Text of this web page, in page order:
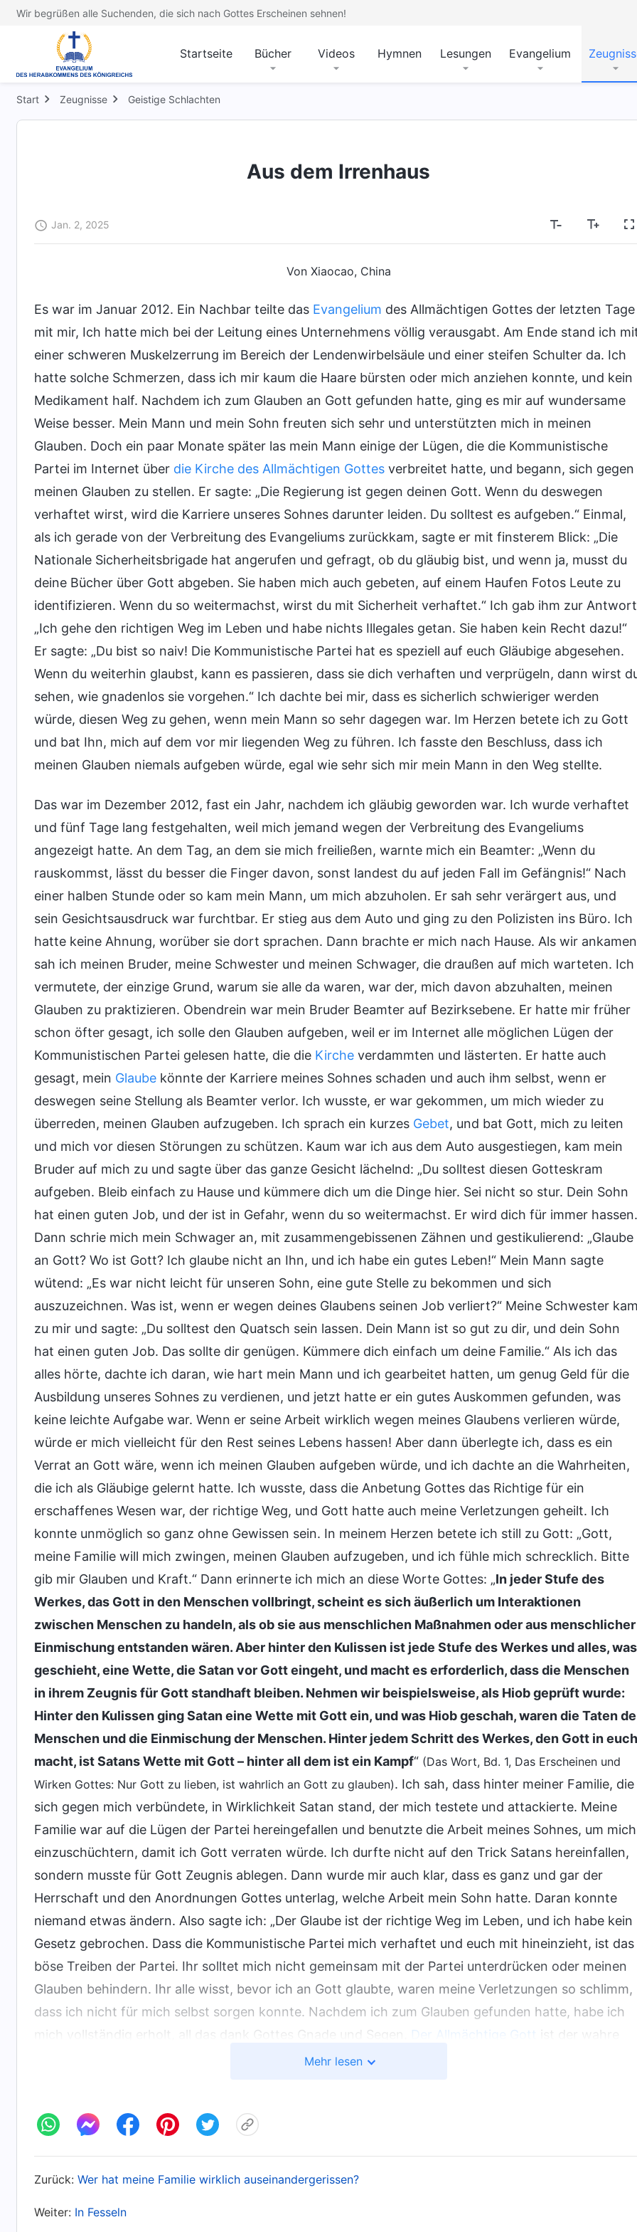
Wir begrüßen alle Suchenden, die sich nach Gottes Erscheinen sehnen!
Startseite Bücher Videos Hymnen Lesungen Evangelium
Start Zeugnisse Geistige Schlachten
Aus dem Irrenhaus
Jan. 2, 2025
Von Xiaocao, China
Es war im Januar 2012. Ein Nachbar teilte das Evangelium des Allmächtigen Gottes der letzten Tage
mit mir, Ich hatte mich bei der Leitung eines Unternehmens völlig verausgabt. Am Ende stand ich
einer schweren Muskelzerrung im Bereich der Lendenwirbelsäule und einer steifen Schulter da. Ich
hatte solche Schmerzen, dass ich mir kaum die Haare bürsten oder mich anziehen konnte, und kein
Medikament half. Nachdem ich zum Glauben an Gott gefunden hatte, ging es mir auf wundersame
Weise besser. Mein Mann und mein Sohn freuten sich sehr und unterstützten mich in meinen
Glauben. Doch ein paar Monate später las mein Mann einige der Lügen, die die Kommunistische
Partei im Internet über die Kirche des Allmächtigen Gottes verbreitet hatte, und begann, sich gegen
meinen Glauben zu stellen. Er sagte: „Die Regierung ist gegen deinen Gott. Wenn du deswegen
verhaftet wirst, wird die Karriere unseres Sohnes darunter leiden. Du solltest es aufgeben.“ Einmal,
als ich gerade von der Verbreitung des Evangeliums zurückkam, sagte er mit finsterem Blick: „Die
Nationale Sicherheitsbrigade hat angerufen und gefragt, ob du gläubig bist, und wenn ja, musst du
deine Bücher über Gott abgeben. Sie haben mich auch gebeten, auf einem Haufen Fotos Leute zu
identifizieren. Wenn du so weitermachst, wirst du mit Sicherheit verhaftet.“ Ich gab ihm zur
„Ich gehe den richtigen Weg im Leben und habe nichts Illegales getan. Sie haben kein Recht dazu!“
Er sagte: „Du bist so naiv! Die Kommunistische Partei hat es speziell auf euch Gläubige abgesehen.
Wenn du weiterhin glaubst, kann es passieren, dass sie dich verhaften und verprügeln, dann wirst
sehen, wie gnadenlos sie vorgehen.“ Ich dachte bei mir, dass es sicherlich schwieriger werden
würde, diesen Weg zu gehen, wenn mein Mann so sehr dagegen war. Im Herzen betete ich zu Gott
und bat Ihn, mich auf dem vor mir liegenden Weg zu führen. Ich fasste den Beschluss, dass ich
meinen Glauben niemals aufgeben würde, egal wie sehr sich mir mein Mann in den Weg stellte.
Das war im Dezember 2012, fast ein Jahr, nachdem ich gläubig geworden war. Ich wurde verhaftet
und fünf Tage lang festgehalten, weil mich jemand wegen der Verbreitung des Evangeliums
angezeigt hatte. An dem Tag, an dem sie mich freiließen, warnte mich ein Beamter: „Wenn du
rauskommst, lässt du besser die Finger davon, sonst landest du auf jeden Fall im Gefängnis!“ Nach
einer halben Stunde oder so kam mein Mann, um mich abzuholen. Er sah sehr verärgert aus, und
sein Gesichtsausdruck war furchtbar. Er stieg aus dem Auto und ging zu den Polizisten ins Büro. Ich
hatte keine Ahnung, worüber sie dort sprachen. Dann brachte er mich nach Hause. Als wir
sah ich meinen Bruder, meine Schwester und meinen Schwager, die draußen auf mich warteten. Ich
vermutete, der einzige Grund, warum sie alle da waren, war der, mich davon abzuhalten, meinen
Glauben zu praktizieren. Obendrein war mein Bruder Beamter auf Bezirksebene. Er hatte mir früher
schon öfter gesagt, ich solle den Glauben aufgeben, weil er im Internet alle möglichen Lügen der
Kommunistischen Partei gelesen hatte, die die Kirche verdammten und lästerten. Er hatte auch
gesagt, mein Glaube könnte der Karriere meines Sohnes schaden und auch ihm selbst, wenn er
deswegen seine Stellung als Beamter verlor. Ich wusste, er war gekommen, um mich wieder zu
überreden, meinen Glauben aufzugeben. Ich sprach ein kurzes Gebet, und bat Gott, mich zu leiten
und mich vor diesen Störungen zu schützen. Kaum war ich aus dem Auto ausgestiegen, kam mein
Bruder auf mich zu und sagte über das ganze Gesicht lächelnd: „Du solltest diesen Gotteskram
aufgeben. Bleib einfach zu Hause und kümmere dich um die Dinge hier. Sei nicht so stur. Dein Sohn
hat einen guten Job, und der ist in Gefahr, wenn du so weitermachst. Er wird dich für immer
Dann schrie mich mein Schwager an, mit zusammengebissenen Zähnen und gestikulierend: „Glaube
an Gott? Wo ist Gott? Ich glaube nicht an Ihn, und ich habe ein gutes Leben!“ Mein Mann sagte
wütend: „Es war nicht leicht für unseren Sohn, eine gute Stelle zu bekommen und sich
auszuzeichnen. Was ist, wenn er wegen deines Glaubens seinen Job verliert?“ Meine Schwester
zu mir und sagte: „Du solltest den Quatsch sein lassen. Dein Mann ist so gut zu dir, und dein Sohn
hat einen guten Job. Das sollte dir genügen. Kümmere dich einfach um deine Familie.“ Als ich das
alles hörte, dachte ich daran, wie hart mein Mann und ich gearbeitet hatten, um genug Geld für die
Ausbildung unseres Sohnes zu verdienen, und jetzt hatte er ein gutes Auskommen gefunden, was
keine leichte Aufgabe war. Wenn er seine Arbeit wirklich wegen meines Glaubens verlieren würde,
würde er mich vielleicht für den Rest seines Lebens hassen! Aber dann überlegte ich, dass es ein
Verrat an Gott wäre, wenn ich meinen Glauben aufgeben würde, und ich dachte an die Wahrheiten,
die ich als Gläubige gelernt hatte. Ich wusste, dass die Anbetung Gottes das Richtige für ein
erschaffenes Wesen war, der richtige Weg, und Gott hatte auch meine Verletzungen geheilt. Ich
konnte unmöglich so ganz ohne Gewissen sein. In meinem Herzen betete ich still zu Gott: „Gott,
meine Familie will mich zwingen, meinen Glauben aufzugeben, und ich fühle mich schrecklich. Bitte
gib mir Glauben und Kraft.“ Dann erinnerte ich mich an diese Worte Gottes: „In jeder Stufe des
Werkes, das Gott in den Menschen vollbringt, scheint es sich äußerlich um Interaktionen
zwischen Menschen zu handeln, als ob sie aus menschlichen Maßnahmen oder aus menschlicher
Einmischung entstanden wären. Aber hinter den Kulissen ist jede Stufe des Werkes und alles, was
geschieht, eine Wette, die Satan vor Gott eingeht, und macht es erforderlich, dass die Menschen
in ihrem Zeugnis für Gott standhaft bleiben. Nehmen wir beispielsweise, als Hiob geprüft wurde:
Hinter den Kulissen ging Satan eine Wette mit Gott ein, und was Hiob geschah, waren die Taten
Menschen und die Einmischung der Menschen. Hinter jedem Schritt des Werkes, den Gott in euch
macht, ist Satans Wette mit Gott – hinter all dem ist ein Kampf“ (Das Wort, Bd. 1, Das Erscheinen und
Wirken Gottes: Nur Gott zu lieben, ist wahrlich an Gott zu glauben). Ich sah, dass hinter meiner Familie, die
sich gegen mich verbündete, in Wirklichkeit Satan stand, der mich testete und attackierte. Meine
Familie war auf die Lügen der Partei hereingefallen und benutzte die Arbeit meines Sohnes, um mich
einzuschüchtern, damit ich Gott verraten würde. Ich durfte nicht auf den Trick Satans hereinfallen,
sondern musste für Gott Zeugnis ablegen. Dann wurde mir auch klar, dass es ganz und gar der
Herrschaft und den Anordnungen Gottes unterlag, welche Arbeit mein Sohn hatte. Daran konnte
niemand etwas ändern. Also sagte ich: „Der Glaube ist der richtige Weg im Leben, und ich habe kein
Gesetz gebrochen. Dass die Kommunistische Partei mich verhaftet und euch mit hineinzieht, ist das
böse Treiben der Partei. Ihr solltet mich nicht gemeinsam mit der Partei unterdrücken oder meinen
Glauben behindern. Ihr alle wisst, bevor ich an Gott glaubte, waren meine Verletzungen so schlimm,
dass ich nicht für mich selbst sorgen konnte. Nachdem ich zum Glauben gefunden hatte, habe ich
mich vollständig erholt, all das dank Gottes Gnade und Segen. Der Allmächtige Gott ist der wahre
Gott, das Kommen des Retters. Die Katastrophen werden größer und größer, und der Allmächtige
Sein Königreich eingehen können. Wenn ich mich von der
Mein Bruder und er tauschten einen Blick aus und gingen zusammen ins Haus, wobei sie leise
Mehr lesen
Zurück: Wer hat meine Familie wirklich auseinandergerissen?
Weiter: In Fesseln